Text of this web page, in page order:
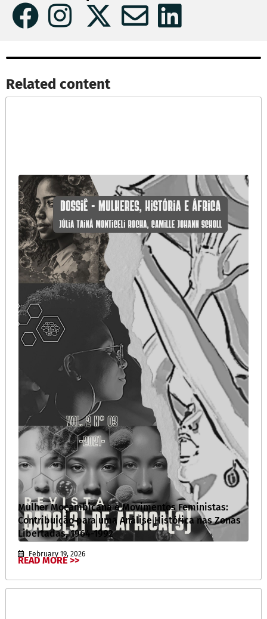
Related content​
Mulher Moçambicana e Movimentos Feministas:
Contribuição para uma Análise Histórica nas Zonas
Libertadas, 1964-1992
February 19, 2026
READ MORE >>